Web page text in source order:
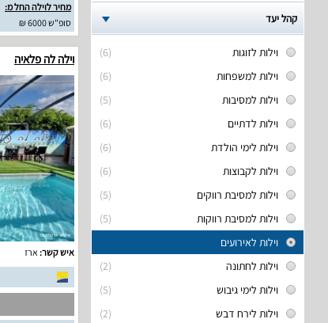
קהל יעד
(6)
וילות לזוגות
(6)
וילות למשפחות
(5)
וילות למסיבות
(6)
וילות לדתיים
(6)
וילות לימי הולדת
(6)
וילות לקבוצות
(5)
וילות למסיבת רווקים
(5)
וילות למסיבת רווקות
וילות לאירועים
(2)
וילות לחתונה
(5)
וילות לימי גיבוש
(2)
וילות לירח דבש
מחיר לוילה החל מ:
סופ"ש 6000 ₪
וילה לה פלאיה
איש קשר: ארז